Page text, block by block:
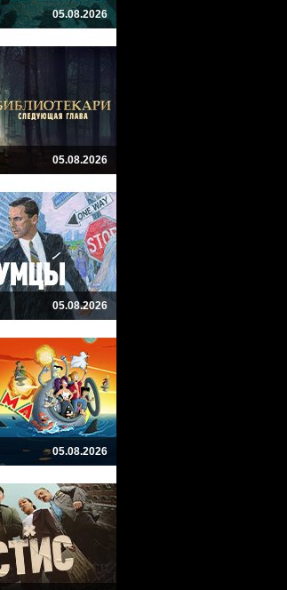
05.08.2026
05.08.2026
05.08.2026
05.08.2026